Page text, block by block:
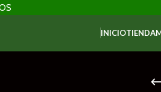
INICIOTIENDA